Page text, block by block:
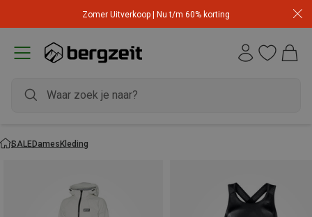
Zomer Uitverkoop | Nu t/m 60% korting
SALEDamesKleding